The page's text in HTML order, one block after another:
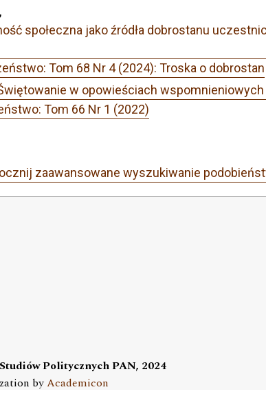
społeczna jako źródła dobrostanu
Tom 68 Nr 4 (2024): Troska o dobrostan
w opowieściach
Tom 66 Nr 1 (2022)
zaawansowane wyszukiwanie
Politycznych PAN, 2024
byAcademicon